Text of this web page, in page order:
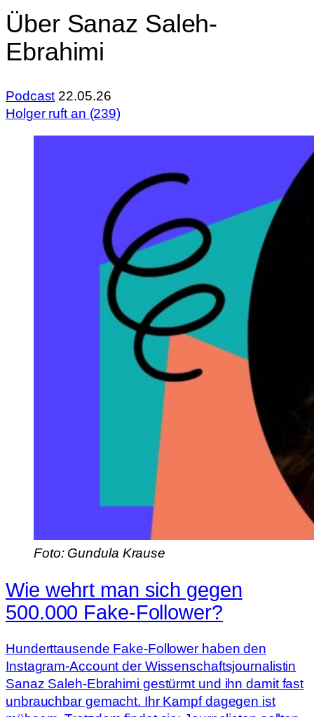
Über Sanaz Saleh-
Ebrahimi
Podcast 22.05.26
Holger ruft an (239)
Foto: Gundula Krause
Wie wehrt man sich gegen
500.000 Fake-Follower?
Hunderttausende Fake-Follower haben den
Instagram-Account der Wissenschaftsjournalistin
Sanaz Saleh-Ebrahimi gestürmt und ihn damit fast
unbrauchbar gemacht. Ihr Kampf dagegen ist